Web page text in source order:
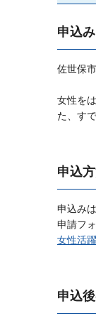
申込
佐世保
女性を
た、す
申込
申込み
申請フ
女性活
申込